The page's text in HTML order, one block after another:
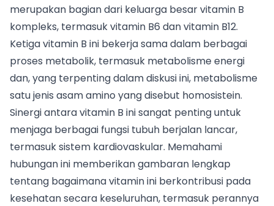
merupakan bagian dari keluarga besar vitamin B
kompleks, termasuk vitamin B6 dan vitamin B12.
Ketiga vitamin B ini bekerja sama dalam berbagai
proses metabolik, termasuk metabolisme energi
dan, yang terpenting dalam diskusi ini, metabolisme
satu jenis asam amino yang disebut homosistein.
Sinergi antara vitamin B ini sangat penting untuk
menjaga berbagai fungsi tubuh berjalan lancar,
termasuk sistem kardiovaskular. Memahami
hubungan ini memberikan gambaran lengkap
tentang bagaimana vitamin ini berkontribusi pada
kesehatan secara keseluruhan, termasuk perannya